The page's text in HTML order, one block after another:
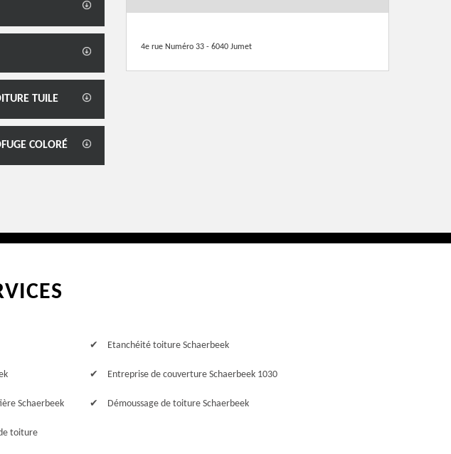
TUILE
COLORÉ
4e rue Numéro 33 - 6040 Jumet
Schaerbeek
toiture
Etanchéité toiture Schaerbeek
Entreprise de couverture Schaerbeek 1030
Démoussage de toiture Schaerbeek